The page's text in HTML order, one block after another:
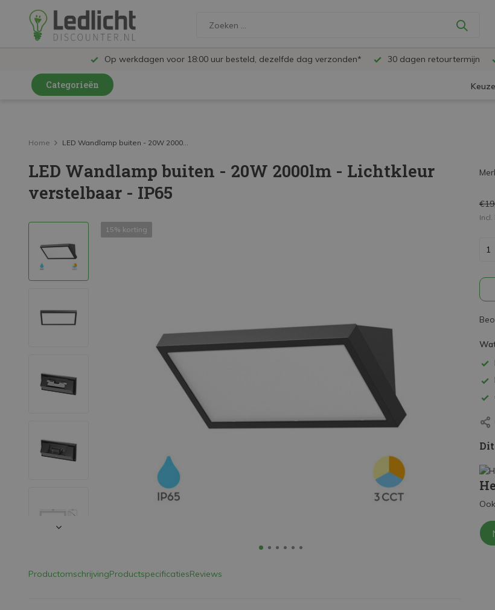
Op werkdagen voor 18:00 uur besteld, dezelfde dag verzonden* 30 dagen retourtermijn
Categorieën
LED Railspots
LED Panelen
LED TL
LED Schijnwerpers
LED High Bay lampen
LED Buitenverlichting
Mega Sale
Home LED Wandlamp buiten - 20W 2000...
LED Wandlamp buiten - 20W 2000lm - Lichtkleur
verstelbaar - IP65
15% korting
ProductomschrijvingProductspecificatiesReviews